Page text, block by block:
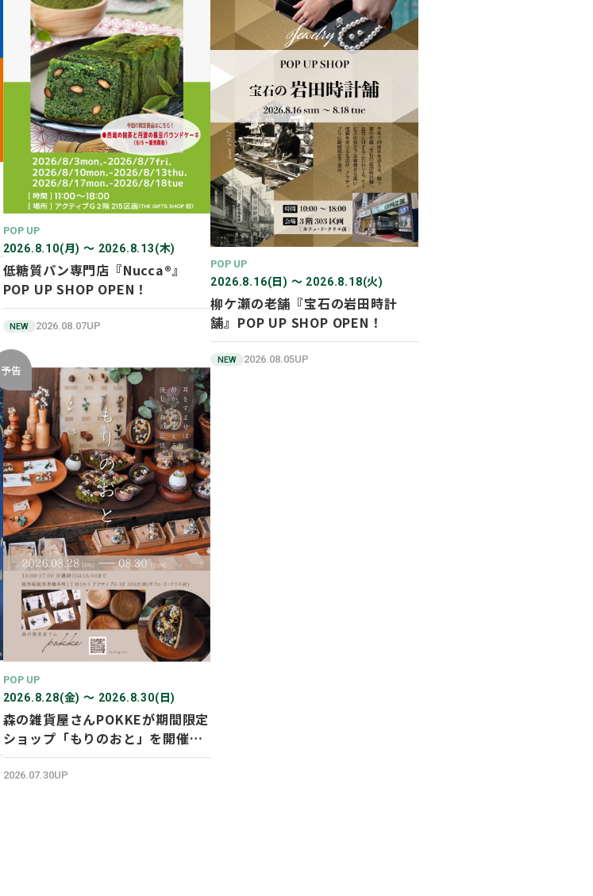
POP UP
2026.8.10(月) 〜 2026.8.13(木)
低糖質パン専門店『Nucca®』
POP UP SHOP OPEN！
NEW 2026.08.07UP
POP UP
2026.8.16(日) 〜 2026.8.18(火)
柳ケ瀬の老舗『宝石の岩田時計
舗』POP UP SHOP OPEN！
NEW 2026.08.05UP
予告
POP UP
2026.8.28(金) 〜 2026.8.30(日)
森の雑貨屋さんPOKKEが期間限定
ショップ「もりのおと」を開催し
ます！
2026.07.30UP